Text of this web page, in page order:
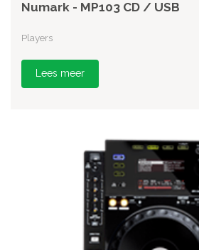
Numark - MP103 CD / USB
Players
Lees meer